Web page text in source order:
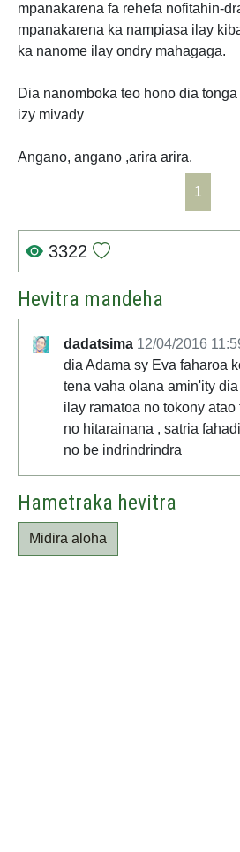
mpanakarena fa rehefa nofitahin-
mpanakarena ka nampiasa ilay
ka nanome ilay ondry mahagaga.
Dia nanomboka teo hono dia
izy mivady
Angano, angano ,arira arira.
1
3322
Hevitra mandeha
dadatsima 12/04/2016
dia Adama sy Eva faharoa
tena vaha olana amin'ity
ilay ramatoa no tokony
no hitarainana , satria
no be indrindrindra
Hametraka hevitra
Midira aloha